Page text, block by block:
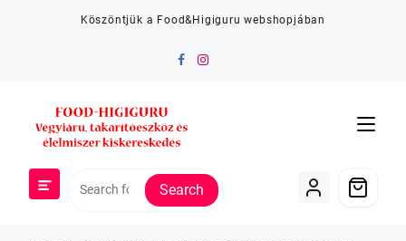
Köszöntjük a Food&Higiguru webshopjában
Search